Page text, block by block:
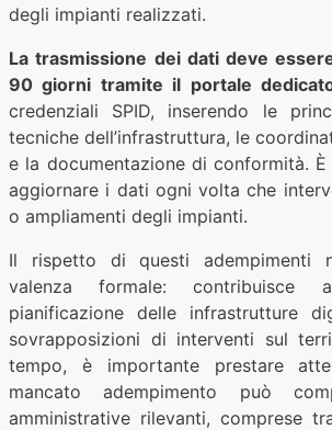
degli impianti realizzati.
La trasmissione dei dati deve
90 giorni tramite il portale
credenziali SPID, inserendo le
tecniche dell’infrastruttura, le
e la documentazione di conformità.
aggiornare i dati ogni volta che
o ampliamenti degli impianti.
Il rispetto di questi adempimenti
valenza formale: contribuisce
pianificazione delle infrastrutture
sovrapposizioni di interventi sul
tempo, è importante prestare
mancato adempimento può
amministrative rilevanti, comprese